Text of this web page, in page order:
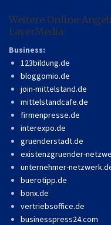
Weitere Online-
LayerMedia:
Business:
123bildung.de
bloggomio.de
join-mittelstand.de
mittelstandcafe.de
firmenpresse.de
interexpo.de
gruenderstadt.de
existenzgruender-
unternehmer-
buerotipp.de
bonx.de
vertriebsoffice.de
businesspress24.com